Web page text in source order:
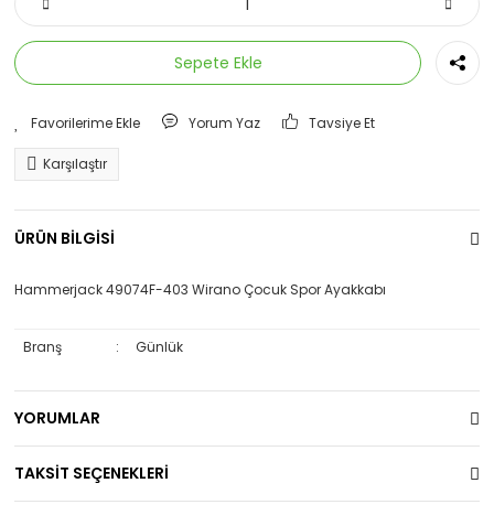
Sepete Ekle
Yorum Yaz Tavsiye Et
Karşılaştır
ÜRÜN BİLGİSİ
Hammerjack 49074F-403 Wirano Çocuk Spor Ayakkabı
Branş : Günlük
YORUMLAR
TAKSİT SEÇENEKLERİ